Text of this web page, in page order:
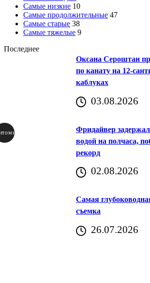
Самые низкие 10
Самые продолжительные 47
Самые старые 38
Самые тяжелые 9
Последнее
Оксана Сероштан
по канату на 12-
каблуках
03.08.2026
Фридайвер
водой на полчаса,
рекорд
02.08.2026
Самая
съемка
26.07.2026